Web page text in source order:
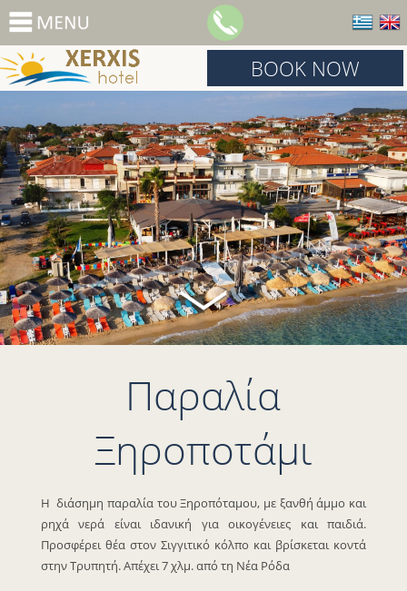
BOOK NOW
Παραλία
Ξηροποτάμι
Η διάσημη παραλία του Ξηροπόταμου, με ξανθή άμμο και
ρηχά νερά είναι ιδανική για οικογένειες και παιδιά.
Προσφέρει θέα στον Σιγγιτικό κόλπο και βρίσκεται κοντά
στην Τρυπητή.Απέχει 7 χλμ. από τη Νέα Ρόδα